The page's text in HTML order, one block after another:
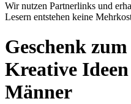
Wir nutzen Partnerlinks und
Lesern entstehen keine
Geschenk
Kreative
Männer